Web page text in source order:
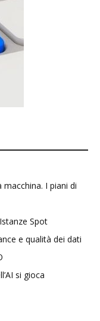
macchina. I piani di
Spot
e qualità dei dati
si gioca